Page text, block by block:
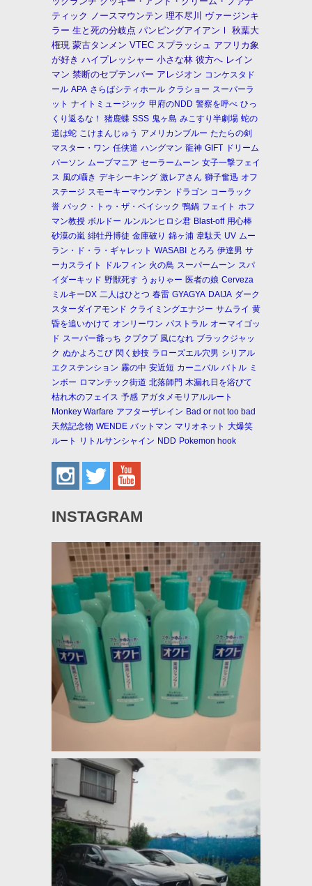
ティック ノースマウンテン 理不尽川
ヴァージンキ
ラー 生と死の分岐点 パンピングアイアンⅠ
秋葉大
権現 蒙古タンメン VTEC スプラッシュ アフリカ象
が好き ハイプレッシャー 小さな林 彼方へ レイン
マン 禁断のセプテンバー アレジオン コンケスタド
ール APA さらばシティホール クラショー スーパーラ
ット ナイトミュージック 甲府のNDD 警察を呼べ ひっ
くり返るな！
猪鹿蝶 SSS 鬼ヶ島 みこすり半劇場 蛇の
道は蛇 こけまんじゅう アメリカンブルー たたらの剣
マスター・ワン 任侠道 ハングマン 龍神 GIFT ドリーム
パーソン ムーブマニア セーラームーン 女子一撃フェイ
ス 風の囁き デキシーキング 激レアさん 獅子奮迅 オフ
ステージ スモーキーマウンテン ドラゴン コーラック
誉 バック・トゥ・ザ・ベイシック 鴨鍋 フェイト ホフ
マン教授 ボルドー ルンルンヒロシ君 Blast-off 用心棒
砂漠の嵐 緋牡丹博徒 金庫破り 錦ヶ浦 韋駄天 UV ムー
ラン・ド・ラ・ギャレット WASABI とろろ 伊達男 サ
ーカスライト
ドルフィン 火の鳥 スーパームーン スパ
イダーキッド 野獣死す うぉりゃー 医者の娘 Cerveza
ミルキーDX 二人はひとつ 春雷 GYAGYA DAIJA ダーク
スターダイアモンド クライミングエナジー サムライ 黄
昏を追いかけて オンリーワン パストラル オーマイゴッ
ド スーパー爺っち クプクプ 風になれ ブラックジャッ
ク ぬかよろこび 閃く妙技 ラローズエル穴男 シリアル
エクステンション 霧の中 安近短 カーニバル バトル ミ
ンボー ロマンチック街道 北落師門 木漏れ日を浴びて
枯れ木のフェイス 予感 アガタメモリアルルート
Monkey Warfare アフターザレイン Bad or not too bad
天然記念物 WENDE バットマン マリオネット 大爆笑
ルート
リトルサンシャイン NDD Pokemon hook
INSTAGRAM